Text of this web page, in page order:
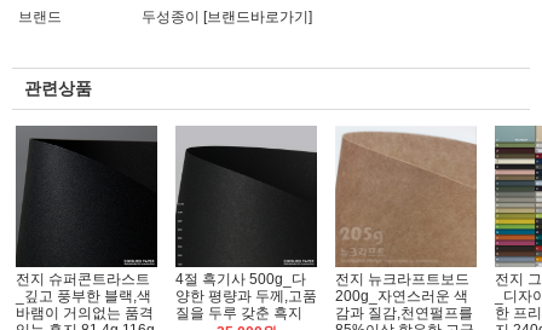
브랜드
두성종이 [브랜드바로가기]
관련상품
전지 슈퍼콘트라스트
_깊고 풍부한 블랙,색
바램이 거의없는 품격
4절 흑기사 500g_다
양한 평량과 두께,고품
질을 두루 갖춘 흑지
전지 뉴크라프트보드
200g_자연스러운 색
감과 질감,천연펄프를
전지
_디자
한 프